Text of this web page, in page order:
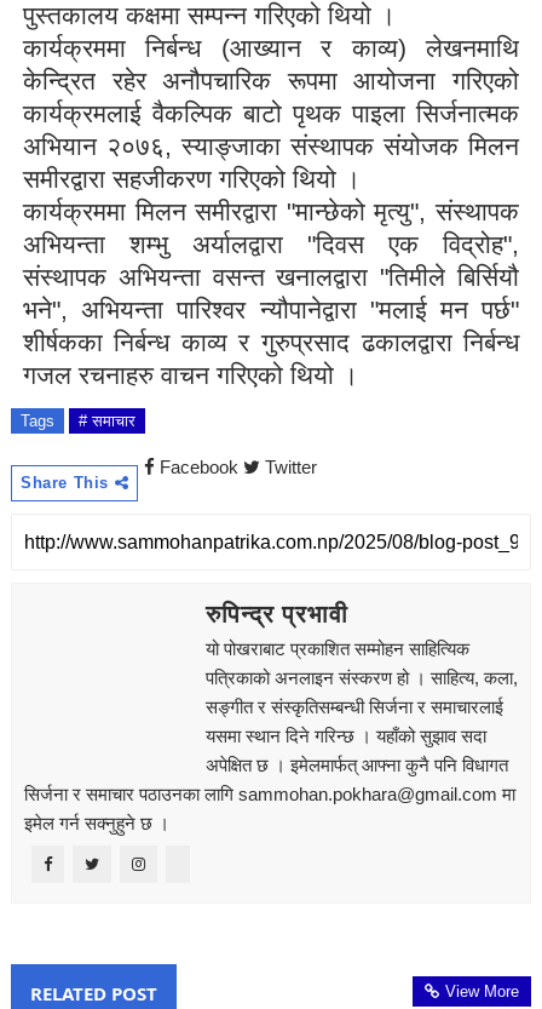
पुस्तकालय कक्षमा सम्पन्न गरिएको थियो ।
कार्यक्रममा निर्बन्ध (आख्यान र काव्य) लेखनमाथि
केन्द्रित रहेर अनौपचारिक रूपमा आयोजना गरिएको
कार्यक्रमलाई वैकल्पिक बाटो पृथक पाइला सिर्जनात्मक
अभियान २०७६,स्याङ्जाका संस्थापक संयोजक मिलन
समीरद्वारा सहजीकरण गरिएको थियो ।
कार्यक्रममा मिलन समीरद्वारा "मान्छेको मृत्यु",संस्थापक
अभियन्ता शम्भु अर्यालद्वारा "दिवस एक विद्रोह",
संस्थापक अभियन्ता वसन्त खनालद्वारा "तिमीले बिर्सियौ
भने",अभियन्ता पारिश्वर न्यौपानेद्वारा "मलाई मन पर्छ"
शीर्षकका निर्बन्ध काव्य र गुरुप्रसाद ढकालद्वारा निर्बन्ध
गजल रचनाहरु वाचन गरिएको थियो ।
Tags # समाचार
Share This
Facebook Twitter
रुपिन्द्र प्रभावी
यो पोखराबाट प्रकाशित सम्मोहन साहित्यिक
पत्रिकाको अनलाइन संस्करण हो । साहित्य, कला,
सङ्‍गीत र संस्कृतिसम्बन्धी सिर्जना र समाचारलाई
यसमा स्थान दिने गरिन्छ । यहाँको सुझाव सदा
अपेक्षित छ । इमेलमार्फत् आफ्ना कुनै पनि विधागत
सिर्जना र समाचार पठाउनका लागि sammohan.pokhara@gmail.com मा
इमेल गर्न सक्नुहुने छ ।
RELATED POST View More